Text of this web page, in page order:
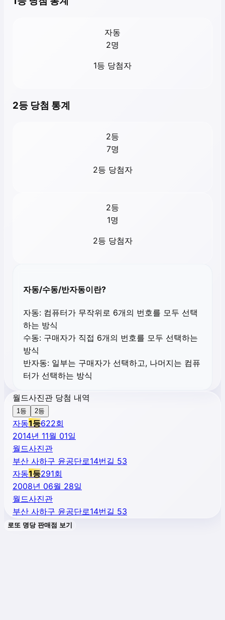
자동
2명
1등 당첨자
2등 당첨 통계
2등
7명
2등 당첨자
2등
1명
2등 당첨자
자동/수동/반자동이란?
자동: 컴퓨터가 무작위로 6개의 번호를 모두 선택
하는 방식
수동: 구매자가 직접 6개의 번호를 모두 선택하는
방식
반자동: 일부는 구매자가 선택하고, 나머지는 컴퓨
터가 선택하는 방식
월드사진관 당첨 내역
1등 2등
자동1등622회
2014년 11월 01일
월드사진관
부산 사하구 윤공단로14번길 53
자동1등291회
2008년 06월 28일
월드사진관
부산 사하구 윤공단로14번길 53
로또 명당 판매점 보기